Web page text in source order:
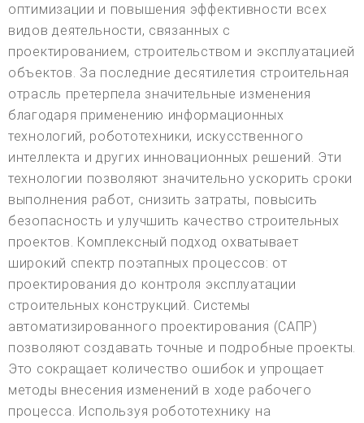
оптимизации и повышения эффективности всех
видов деятельности, связанных с
проектированием, строительством и эксплуатацией
объектов. За последние десятилетия строительная
отрасль претерпела значительные изменения
благодаря применению информационных
технологий, робототехники, искусственного
интеллекта и других инновационных решений. Эти
технологии позволяют значительно ускорить сроки
выполнения работ, снизить затраты, повысить
безопасность и улучшить качество строительных
проектов. Комплексный подход охватывает
широкий спектр поэтапных процессов: от
проектирования до контроля эксплуатации
строительных конструкций. Системы
автоматизированного проектирования (САПР)
позволяют создавать точные и подробные проекты.
Это сокращает количество ошибок и упрощает
методы внесения изменений в ходе рабочего
процесса. Используя робототехнику на